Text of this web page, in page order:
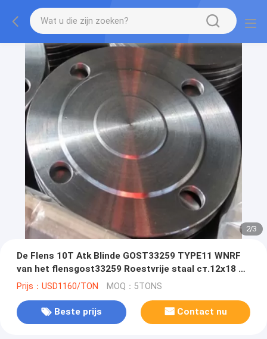
2/3
De Flens 10Т Atk Blinde GOST33259 TYPE11 WNRF
van het flensgost33259 Roestvrije staal ст.12х18 Н
voor Pijpverbinding
Prijs：USD1160/TON MOQ：5TONS
Beste prijs Contact nu